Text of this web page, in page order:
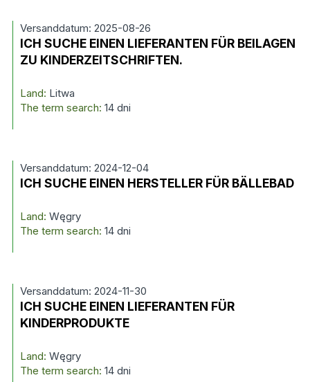
Versanddatum: 2025-08-26
ICH SUCHE EINEN LIEFERANTEN FÜR BEILAGEN
ZU KINDERZEITSCHRIFTEN.
Land: Litwa
The term search: 14 dni
Versanddatum: 2024-12-04
ICH SUCHE EINEN HERSTELLER FÜR BÄLLEBAD
Land: Węgry
The term search: 14 dni
Versanddatum: 2024-11-30
ICH SUCHE EINEN LIEFERANTEN FÜR
KINDERPRODUKTE
Land: Węgry
The term search: 14 dni